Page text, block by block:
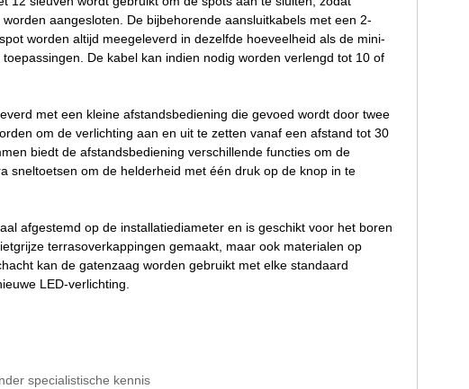
aangesloten. De bijbehorende aansluitkabels met een 2-
worden altijd meegeleverd in dezelfde hoeveelheid als de mini-
De kabel kan indien nodig worden verlengd tot 10 of
met een kleine afstandsbediening die gevoed wordt door twee
om de verlichting aan en uit te zetten vanaf een afstand tot 30
biedt de afstandsbediening verschillende functies om de
sneltoetsen om de helderheid met één druk op de knop in te
afgestemd op de installatiediameter en is geschikt voor het boren
terrasoverkappingen gemaakt, maar ook materialen op
kan de gatenzaag worden gebruikt met elke standaard
LED-verlichting.
specialistische kennis